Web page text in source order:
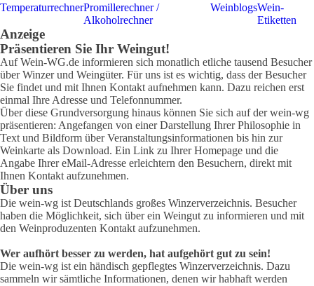
TemperaturrechnerPromillerechner /
Alkoholrechner
WeinblogsWein-
Etiketten
Anzeige
Präsentieren Sie Ihr Weingut!
Auf Wein-WG.de informieren sich monatlich etliche tausend Besucher
über Winzer und Weingüter. Für uns ist es wichtig, dass der Besucher
Sie findet und mit Ihnen Kontakt aufnehmen kann. Dazu reichen erst
einmal Ihre Adresse und Telefonnummer.
Über diese Grundversorgung hinaus können Sie sich auf der wein-wg
präsentieren: Angefangen von einer Darstellung Ihrer Philosophie in
Text und Bildform über Veranstaltungsinformationen bis hin zur
Weinkarte als Download. Ein Link zu Ihrer Homepage und die
Angabe Ihrer eMail-Adresse erleichtern den Besuchern, direkt mit
Ihnen Kontakt aufzunehmen.
Über uns
Die wein-wg ist Deutschlands großes Winzerverzeichnis. Besucher
haben die Möglichkeit, sich über ein Weingut zu informieren und mit
den Weinproduzenten Kontakt aufzunehmen.
Wer aufhört besser zu werden, hat aufgehört gut zu sein!
Die wein-wg ist ein händisch gepflegtes Winzerverzeichnis. Dazu
sammeln wir sämtliche Informationen, denen wir habhaft werden